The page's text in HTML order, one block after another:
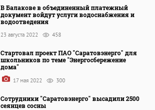
В Балакове в объединенный платежный
документ войдут услуги водоснабжения и
водоотведения
23 августа 2022 458
Стартовал проект ПАО "Саратовэнерго" для
школьников по теме "Энергосбережение
дома"
17 мая 2022 300
Сотрудники "Саратовэнерго" высадили 2500
сеянцев сосны